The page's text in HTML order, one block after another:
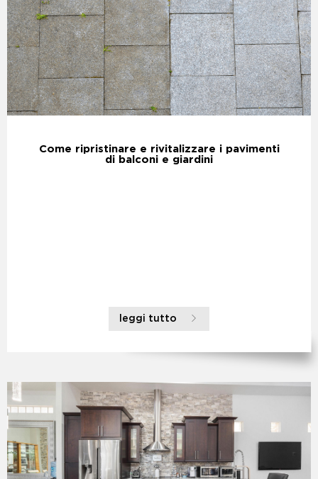
Come ripristinare e rivitalizzare i pavimenti
di balconi e giardini
leggi tutto